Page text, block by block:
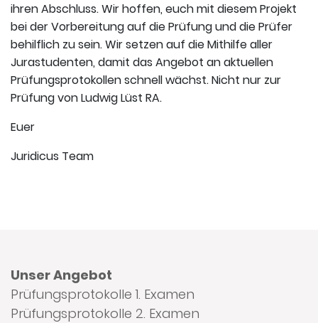
ihren Abschluss. Wir hoffen, euch mit diesem Projekt
bei der Vorbereitung auf die Prüfung und die Prüfer
behilflich zu sein. Wir setzen auf die Mithilfe aller
Jurastudenten, damit das Angebot an aktuellen
Prüfungsprotokollen schnell wächst. Nicht nur zur
Prüfung von Ludwig Lüst RA.
Euer
Juridicus Team
Unser Angebot
Prüfungsprotokolle 1. Examen
Prüfungsprotokolle 2. Examen